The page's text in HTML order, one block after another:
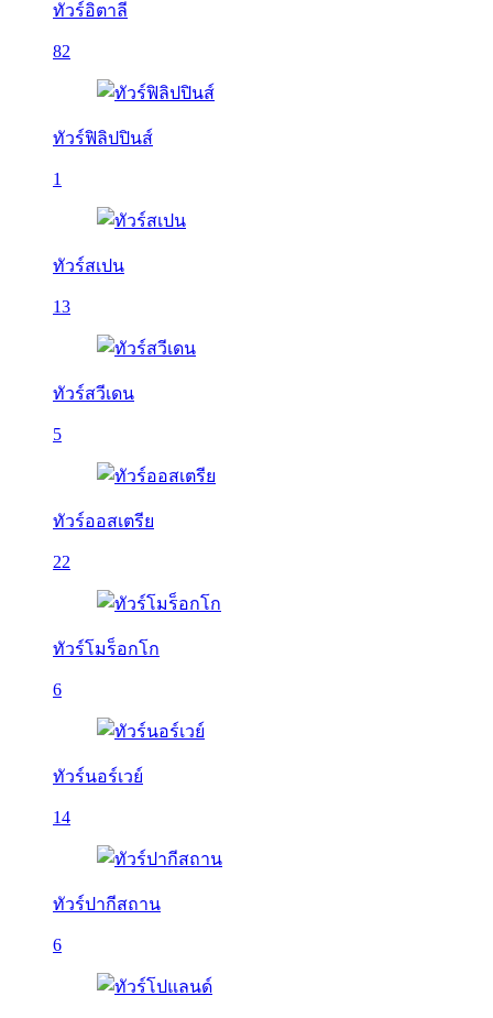
ทัวร์อิตาลี
82
ทัวร์ฟิลิปปินส์
1
ทัวร์สเปน
13
ทัวร์สวีเดน
5
ทัวร์ออสเตรีย
22
ทัวร์โมร็อกโก
6
ทัวร์นอร์เวย์
14
ทัวร์ปากีสถาน
6